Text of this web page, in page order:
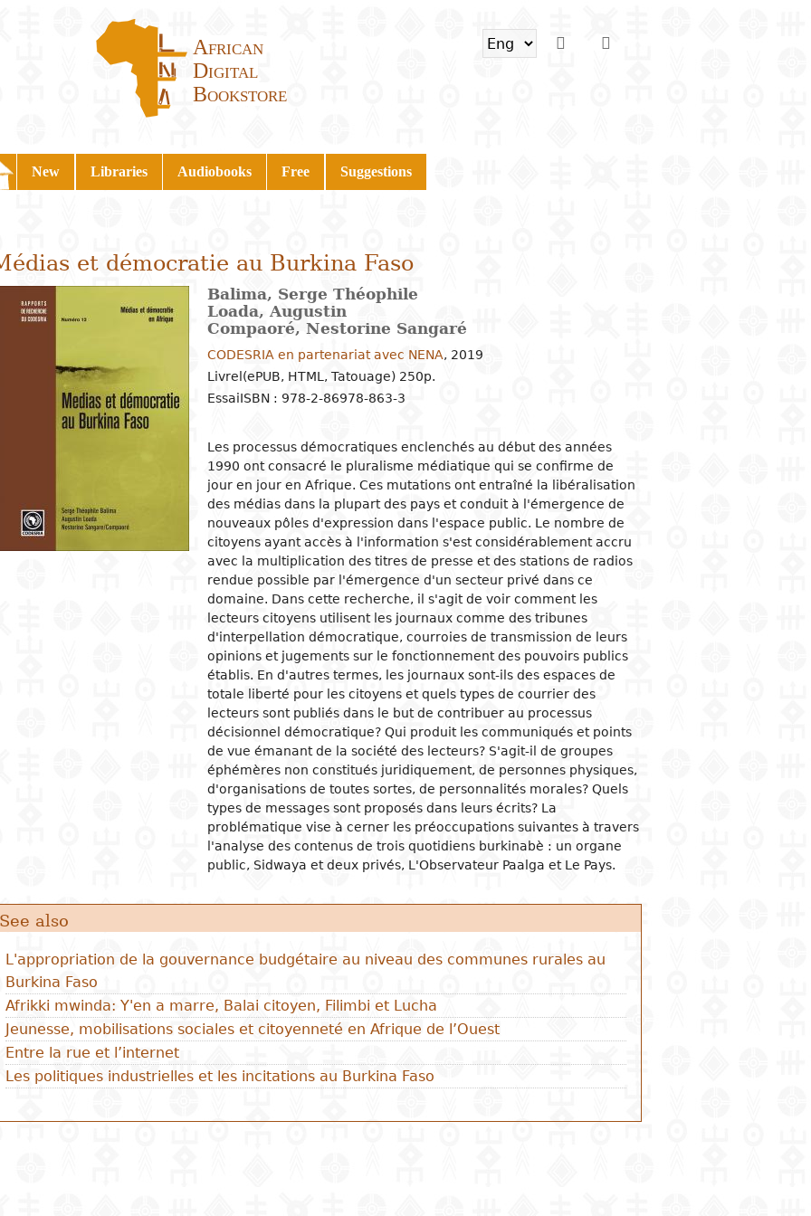
African
Digital
Bookstore
New Libraries Audiobooks Free Suggestions
et démocratie au Burkina Faso
Balima, Serge Théophile
Loada, Augustin
Compaoré, Nestorine Sangaré
CODESRIA en partenariat avec NENA, 2019
Livrel(ePUB, HTML, Tatouage) 250p.
EssaiISBN : 978-2-86978-863-3
Les processus démocratiques enclenchés au début des années
1990 ont consacré le pluralisme médiatique qui se confirme de
jour en jour en Afrique. Ces mutations ont entraîné la libéralisation
des médias dans la plupart des pays et conduit à l'émergence de
nouveaux pôles d'expression dans l'espace public. Le nombre de
citoyens ayant accès à l'information s'est considérablement accru
avec la multiplication des titres de presse et des stations de radios
rendue possible par l'émergence d'un secteur privé dans ce
domaine. Dans cette recherche, il s'agit de voir comment les
lecteurs citoyens utilisent les journaux comme des tribunes
d'interpellation démocratique, courroies de transmission de leurs
opinions et jugements sur le fonctionnement des pouvoirs publics
établis. En d'autres termes, les journaux sont-ils des espaces de
totale liberté pour les citoyens et quels types de courrier des
lecteurs sont publiés dans le but de contribuer au processus
décisionnel démocratique? Qui produit les communiqués et points
de vue émanant de la société des lecteurs? S'agit-il de groupes
éphémères non constitués juridiquement, de personnes physiques,
d'organisations de toutes sortes, de personnalités morales? Quels
types de messages sont proposés dans leurs écrits? La
problématique vise à cerner les préoccupations suivantes à travers
l'analyse des contenus de trois quotidiens burkinabè : un organe
public, Sidwaya et deux privés, L'Observateur Paalga et Le Pays.
See also
L'appropriation de la gouvernance budgétaire au niveau des communes rurales au
Burkina Faso
Afrikki mwinda: Y'en a marre, Balai citoyen, Filimbi et Lucha
Jeunesse, mobilisations sociales et citoyenneté en Afrique de l’Ouest
Entre la rue et l’internet
Les politiques industrielles et les incitations au Burkina Faso
Religious practices
Christianity
Philosophical approaches
Logic and theory of knowledge
Philosophy of nature
Mathematics
Biology
Environment
science
Archeology and prehistory
Geography
History
Biographies
Psychology
Anthropology and ethnology
Sociology
Sociological studies
Groups and organizations
Marriage and family
Woman and feminism
Information and
communication
Crime
News and political life
Political institutions
Judicial organization
Government and public
administration
International relationships
Economy
Economic situation
Development economy
Economic policies
Production and industry
Job
Entrepreneurship
Finance banks and currency
Internal trade
International economic
relations
Economic sectors
Law in general
Public Law
Civil right
Criminal Law
Fiscal law
Labor law
OHADA law
Bank right
Insurance law
Intellectual property law
Land and real estate law
Agriculture
Agronomy
Élevage
Peach
Energy
Water
Pharmacology
Medicine
Information and
communication technologies
Management
Financial accounting
Human ressources
Production management and
control
Marketing and communication
Arts
education
and vocational